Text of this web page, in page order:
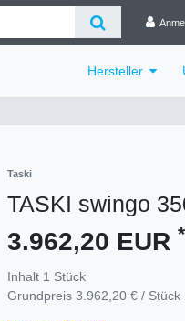
Hersteller
Taski
TASKI swingo
3.962,20 EUR *
Inhalt 1 Stück
Grundpreis 3.962,20 € / Stück